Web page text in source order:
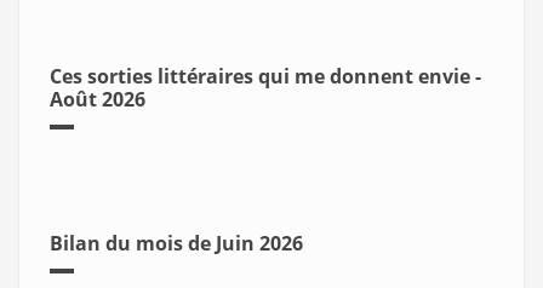
Ces sorties littéraires qui me donnent envie -
Août 2026
Bilan du mois de Juin 2026